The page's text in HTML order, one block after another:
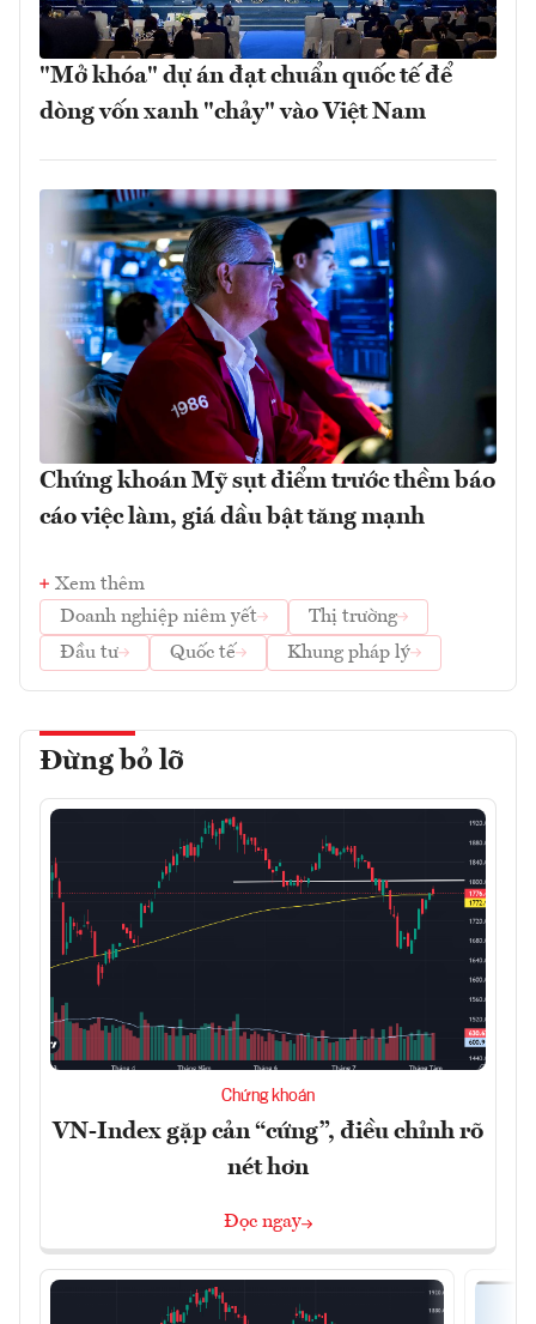
"Mở khóa" dự án đạt chuẩn quốc tế để
dòng vốn xanh "chảy" vào Việt Nam
Chứng khoán Mỹ sụt điểm trước thềm báo
cáo việc làm, giá dầu bật tăng mạnh
Xem thêm
Doanh nghiệp niêm yết
Thị trường
Đầu tư
Quốc tế Khung pháp lý
Đừng bỏ lỡ
Chứng khoán
VN-Index gặp cản “cứng”, điều chỉnh rõ
nét hơn
Đọc ngay